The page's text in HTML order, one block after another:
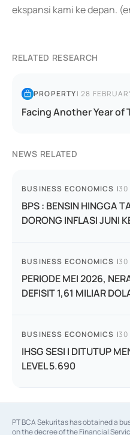
ekspansi kami ke depan.
RELATED RESEARCH
PROPERTY|28
Facing Another Year of
NEWS RELATED
BUSINESS ECONOMICS |30
BPS : BENSIN HINGGA
DORONG INFLASI JUNI
BUSINESS ECONOMICS |30
PERIODE MEI 2026,
DEFISIT 1,61 MILIAR
BUSINESS ECONOMICS |30
IHSG SESI I DITUTUP
LEVEL 5.690
PT BCA Sekuritas has obtained a
on the decree of the Financial